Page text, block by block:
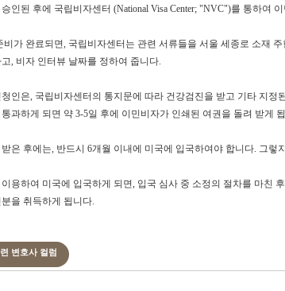
인된 후에 국립비자센터 (National Visa Center; "NVC")를 통하여
비가 완료되면, 국립비자센터는 관련 서류들을 서울 세종로 소재
, 비자 인터뷰 날짜를 정하여 줍니다.
인은, 국립비자센터의 통지문에 따라 건강검진을 받고 기타 지
과하게 되면 약 3-5일 후에 이민비자가 인쇄된 여권을 돌려 받게
은 후에는, 반드시 6개월 이내에 미국에 입국하여야 합니다. 그
용하여 미국에 입국하게 되면, 입국 심사 중 소정의 절차를 마친
을 취득하게 됩니다.
변호사 컬럼